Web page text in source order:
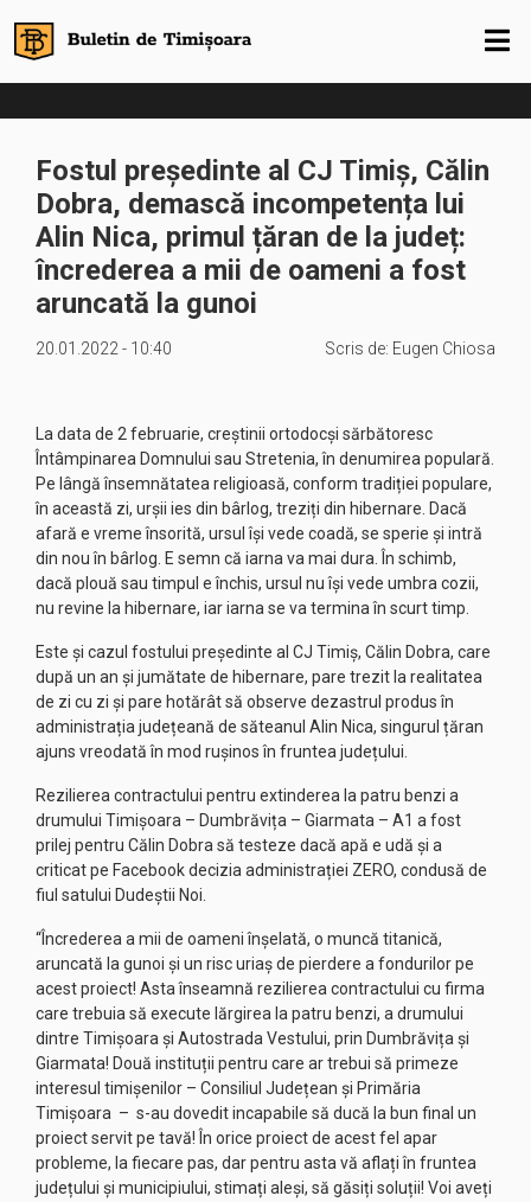
Fostul președinte al CJ Timiș, Călin
Dobra, demască incompetența lui
Alin Nica, primul țăran de la județ:
încrederea a mii de oameni a fost
aruncată la gunoi
20.01.2022 - 10:40 Scris de: Eugen Chiosa
La data de 2 februarie, creștinii ortodocși sărbătoresc
Întâmpinarea Domnului sau Stretenia, în denumirea populară.
Pe lângă însemnătatea religioasă, conform tradiției populare,
în această zi, urșii ies din bârlog, treziți din hibernare. Dacă
afară e vreme însorită, ursul își vede coadă, se sperie și intră
din nou în bârlog. E semn că iarna va mai dura. În schimb,
dacă plouă sau timpul e închis, ursul nu își vede umbra cozii,
nu revine la hibernare, iar iarna se va termina în scurt timp.
Este și cazul fostului președinte al CJ Timiș, Călin Dobra, care
după un an și jumătate de hibernare, pare trezit la realitatea
de zi cu zi și pare hotărât să observe dezastrul produs în
administrația județeană de săteanul Alin Nica, singurul țăran
ajuns vreodată în mod rușinos în fruntea județului.
Rezilierea contractului pentru extinderea la patru benzi a
drumului Timișoara – Dumbrăvița – Giarmata – A1 a fost
prilej pentru Călin Dobra să testeze dacă apă e udă și a
criticat pe Facebook decizia administrației ZERO, condusă de
fiul satului Dudeștii Noi.
“Încrederea a mii de oameni înșelată, o muncă titanică,
aruncată la gunoi și un risc uriaș de pierdere a fondurilor pe
acest proiect! Asta înseamnă rezilierea contractului cu firma
care trebuia să execute lărgirea la patru benzi, a drumului
dintre Timișoara și Autostrada Vestului, prin Dumbrăvița și
Giarmata! Două instituții pentru care ar trebui să primeze
interesul timișenilor – Consiliul Județean și Primăria
Timișoara – s-au dovedit incapabile să ducă la bun final un
proiect servit pe tavă! În orice proiect de acest fel apar
probleme, la fiecare pas, dar pentru asta vă aflați în fruntea
județului și municipiului, stimați aleși, să găsiți soluții! Voi aveți